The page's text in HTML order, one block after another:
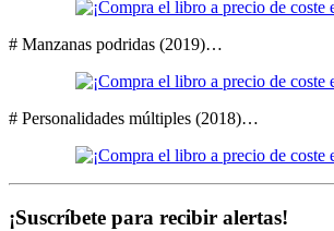
# Manzanas podridas (2019)…
# Personalidades múltiples (2018)…
¡Suscríbete para recibir alertas!